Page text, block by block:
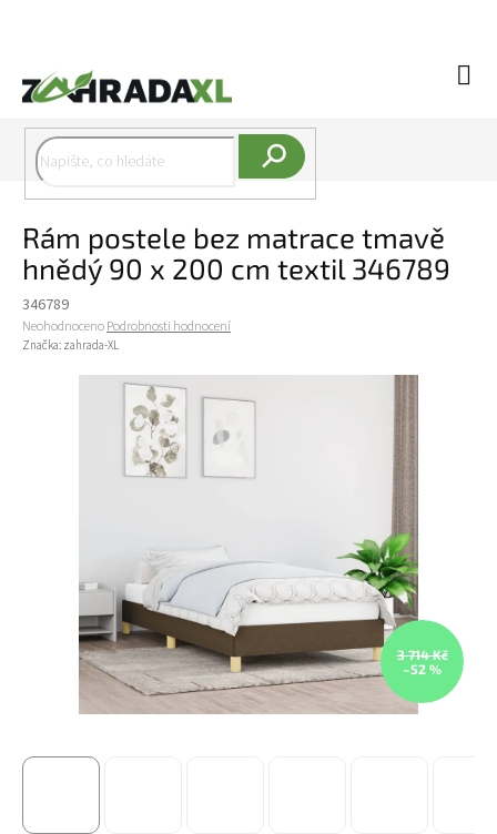
Rám postele bez matrace tmavě
hnědý 90 x 200 cm textil 346789
346789
Průměrné hodnocení produktu je 0,0 z 5 hvězdiček.
NeohodnocenoPodrobnosti hodnocení
Značka: zahrada-XL
3 714 Kč
–52 %